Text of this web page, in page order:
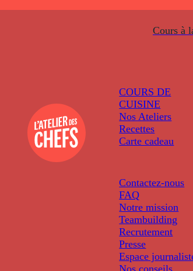
Cours à
COURS DE
CUISINE
Nos Ateliers
Recettes
Carte cadeau
Contactez-nous
FAQ
Notre mission
Teambuilding
Recrutement
Presse
Espace
Nos conseils